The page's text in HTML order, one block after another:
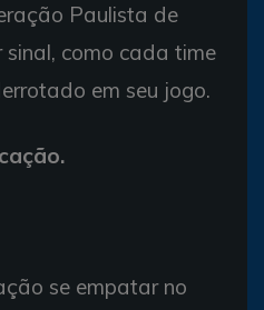
Paulista de
sinal, como cada time
em seu jogo.
se empatar no